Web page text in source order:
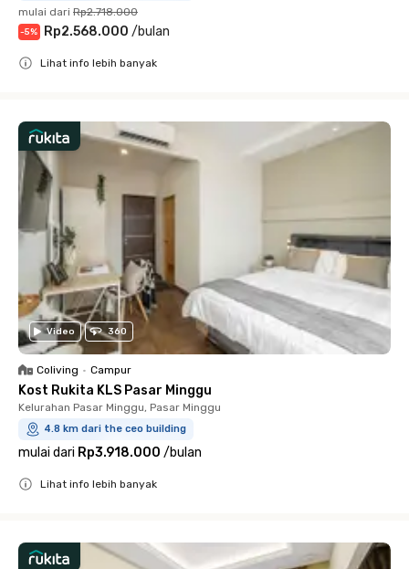
mulai dari Rp2.718.000
-5% Rp2.568.000 /bulan
Lihat info lebih banyak
Video 360
Coliving • Campur
Kost Rukita KLS Pasar Minggu
Kelurahan Pasar Minggu, Pasar Minggu
4.8 km dari the ceo building
mulai dari Rp3.918.000 /bulan
Lihat info lebih banyak